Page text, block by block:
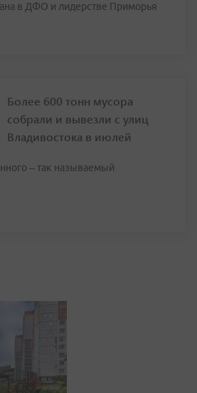
в ДФО и лидерстве Приморья
Более 600 тонн мусора
собрали и вывезли с улиц
Владивостока в июлей
– так называемый